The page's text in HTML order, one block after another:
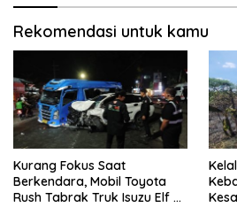
Rekomendasi untuk kamu
Kurang Fokus Saat
Berkendara, Mobil Toyota
Rush Tabrak Truk Isuzu Elf di